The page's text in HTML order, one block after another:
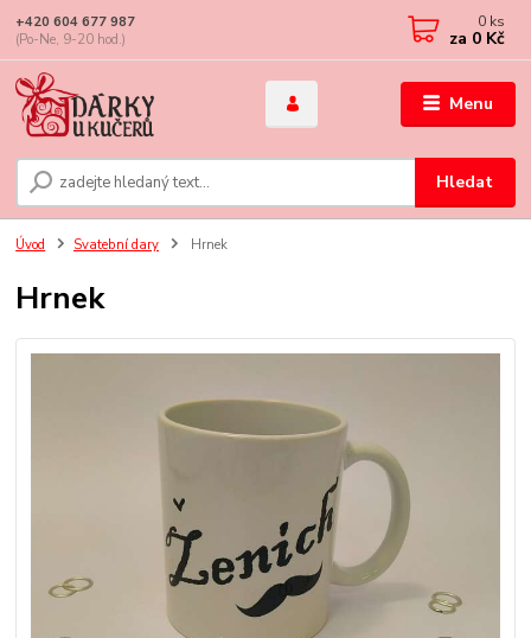
Menu
Hledat
+420 604 677 987
(Po-Ne, 9-20 hod.)
0 ks
za 0 Kč
Úvod Svatební dary Hrnek
Hrnek